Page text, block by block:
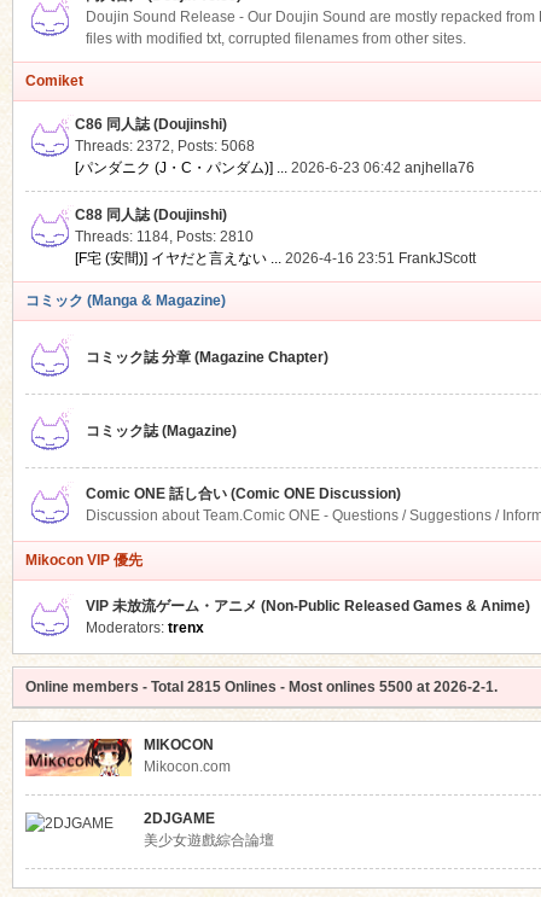
Doujin Sound Release - Our Doujin Sound are mostly repacked
files with modified txt, corrupted filenames from other sites.
Comiket
C86 同人誌 (Doujinshi)
Threads: 2372, Posts: 5068
[パンダニク (J・C・パンダム)] ... 2026-6-23 06:42 anjhella76
C88 同人誌 (Doujinshi)
Threads: 1184, Posts: 2810
[F宅 (安間)] イヤだと言えない ... 2026-4-16 23:51 FrankJScott
コミック (Manga & Magazine)
コミック誌 分章 (Magazine Chapter)
コミック誌 (Magazine)
Comic ONE 話し合い (Comic ONE Discussion)
Discussion about Team.Comic ONE - Questions / Suggestions /
Mikocon VIP 優先
VIP 未放流ゲーム・アニメ (Non-Public Released Games & Anime)
Moderators: trenx
Online members - Total 2815Onlines - Most onlines 5500at 2026-2-1.
MIKOCON
Mikocon.com
2DJGAME
美少女遊戲綜合論壇